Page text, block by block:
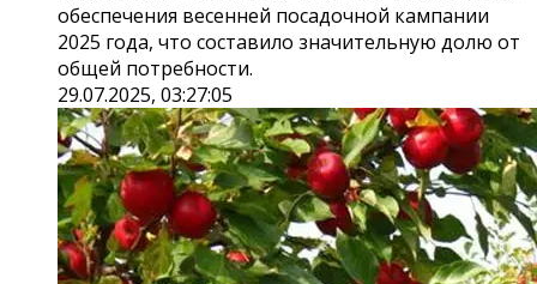
обеспечения весенней посадочной кампании
2025 года, что составило значительную долю от
общей потребности.
29.07.2025, 03:27:05